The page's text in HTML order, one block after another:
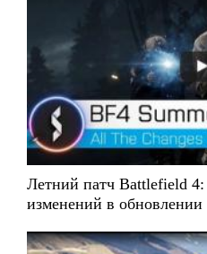
Летний патч Battlefield 4:
изменений в обновлении